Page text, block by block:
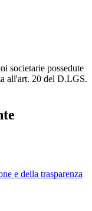
societarie possedute
all'art. 20 del D.LGS.
e della trasparenza